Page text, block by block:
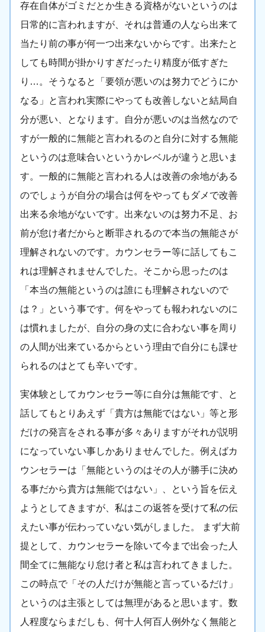
存在自体がゴミだとか生きる資格がないというのは
日常的に言われますが、それは普通の人なら出来て
当たり前の事が何一つ出来ないからです。出来たと
しても時間が掛かりすぎだったり精度が低すぎた
り…。そうなると「要領が悪いのは努力でどうにか
なる」と言われ実際にやっても改善しないと結局自
分が悪い、となります。自分が悪いのは当然なので
すが一般的に無能と言われるのと自分に対する無能
というのは意味合いというかレベルが違うと思いま
す。一般的に無能と言われる人は改善の余地がある
のでしょうが自分の場合は何をやってもダメで改善
出来る余地がないです。出来ないのは努力不足、お
前が怠け者だからと断罪されるので本当の無能さが
理解されないのです。カウンセラー等に話してもこ
れは理解されませんでした。そこから思ったのは
「本当の無能というのは誰にも理解されないので
は？」という事です。何をやっても報われないのに
は慣れましたが、自分の身の丈に合わない事を周り
の人間が出来ているからという理由で自分にも課せ
られるのはとても辛いです。
実体験としてカウンセラー等に自分は無能です、と
話してもとりあえず「貴方は無能ではない」等と形
だけの発言をされる事が多々ありますがそれが説明
になっていない事しかありませんでした。例えばカ
ウンセラーは「無能というのはその人が勝手に決め
る事だから貴方は無能ではない」、という旨を伝え
ようとしてきますが、私はこの返答を受けて私の伝
えたい事が伝わっていない気がしました。 まず大前
提として、カウンセラーを除いて今まで出会った人
間全てに無能なり怠け者と私は言われてきました。
この時点で「その人だけが無能と言っているだけ」
というのは主張としては無理があると思います。数
人程度ならまだしも、何十人何百人例外なく無能と